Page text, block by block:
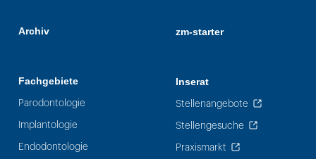
Archiv
Fachgebiete
Parodontologie
Implantologie
Endodontologie
zm-starter
Inserat
Stellenangebote
Stellengesuche
Praxismarkt